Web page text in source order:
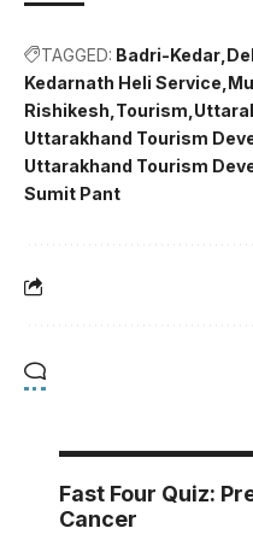
TAGGED: Badri-Kedar
Kedarnath Heli Service
Rishikesh Tourism
Uttarakhand Tourism
Uttarakhand Tourism
Sumit Pant
Fast Four Quiz:
Cancer